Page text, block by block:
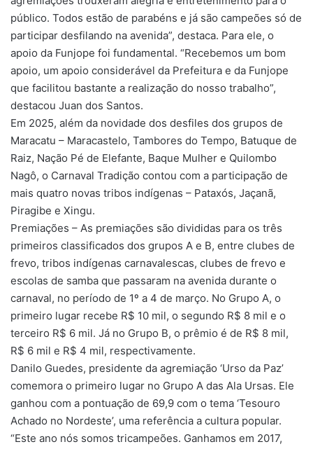
público. Todos estão de parabéns e já são campeões só de
participar desfilando na avenida”, destaca. Para ele, o
apoio da Funjope foi fundamental. “Recebemos um bom
apoio, um apoio considerável da Prefeitura e da Funjope
que facilitou bastante a realização do nosso trabalho”,
destacou Juan dos Santos.
Em 2025, além da novidade dos desfiles dos grupos de
Maracatu – Maracastelo, Tambores do Tempo, Batuque de
Raiz, Nação Pé de Elefante, Baque Mulher e Quilombo
Nagô, o Carnaval Tradição contou com a participação de
mais quatro novas tribos indígenas – Pataxós, Jaçanã,
Piragibe e Xingu.
Premiações – As premiações são divididas para os três
primeiros classificados dos grupos A e B, entre clubes de
frevo, tribos indígenas carnavalescas, clubes de frevo e
escolas de samba que passaram na avenida durante o
carnaval, no período de 1º a 4 de março. No Grupo A, o
primeiro lugar recebe R$ 10 mil, o segundo R$ 8 mil e o
terceiro R$ 6 mil. Já no Grupo B, o prêmio é de R$ 8 mil,
R$ 6 mil e R$ 4 mil, respectivamente.
Danilo Guedes, presidente da agremiação ‘Urso da Paz’
comemora o primeiro lugar no Grupo A das Ala Ursas. Ele
ganhou com a pontuação de 69,9 com o tema ‘Tesouro
Achado no Nordeste’, uma referência a cultura popular.
“Este ano nós somos tricampeões. Ganhamos em 2017,